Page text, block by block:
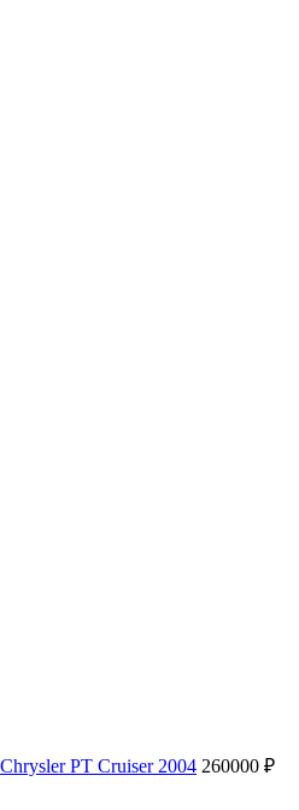
Chrysler PT Cruiser 2004 260000 ₽